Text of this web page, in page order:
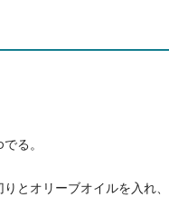
る。
とオリーブオイルを入れ